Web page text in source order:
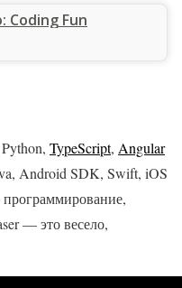
Coding Fun
TypeScript, Angular
Android SDK, Swift, iOS
— это весело,